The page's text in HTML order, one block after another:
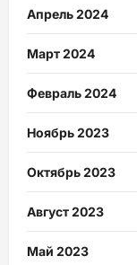
Апрель 2024
Март 2024
Февраль 2024
Ноябрь 2023
Октябрь 2023
Август 2023
Май 2023